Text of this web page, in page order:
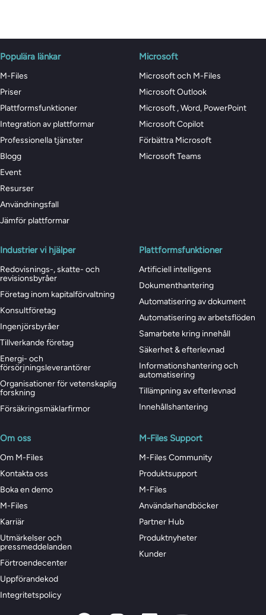
Populära länkar
M-Files
Priser
Plattformsfunktioner
Integration av plattformar
Professionella tjänster
Blogg
Event
Resurser
Användningsfall
Jämför plattformar
Microsoft
Microsoft och M-Files
Microsoft Outlook
Microsoft , Word, PowerPoint
Microsoft Copilot
Förbättra Microsoft
Microsoft Teams
Industrier vi hjälper
Redovisnings-, skatte- och
revisionsbyråer
Företag inom kapitalförvaltning
Konsultföretag
Ingenjörsbyråer
Tillverkande företag
Energi- och
försörjningsleverantörer
Organisationer för vetenskaplig
forskning
Försäkringsmäklarfirmor
Plattformsfunktioner
Artificiell intelligens
Dokumenthantering
Automatisering av dokument
Automatisering av arbetsflöden
Samarbete kring innehåll
Säkerhet & efterlevnad
Informationshantering och
automatisering
Tillämpning av efterlevnad
Innehållshantering
Om oss
Om M-Files
Kontakta oss
Boka en demo
M-Files
Karriär
Utmärkelser och
pressmeddelanden
Förtroendecenter
Uppförandekod
Integritetspolicy
M-Files Support
M-Files Community
Produktsupport
M-Files
Användarhandböcker
Partner Hub
Produktnyheter
Kunder